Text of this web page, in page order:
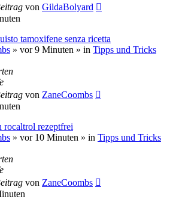
von GildaBolyard
tamoxifene senza ricetta
» vor 9 Minuten » in Tipps und Tricks
von ZaneCoombs
rocaltrol rezeptfrei
» vor 10 Minuten » in Tipps und Tricks
von ZaneCoombs